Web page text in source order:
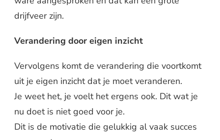
drijfveer zijn.
Verandering door eigen inzicht
Vervolgens komt de verandering die voortkomt
uit je eigen inzicht dat je moet veranderen.
Je weet het, je voelt het ergens ook. Dit wat je
nu doet is niet goed voor je.
Dit is de motivatie die gelukkig al vaak succes